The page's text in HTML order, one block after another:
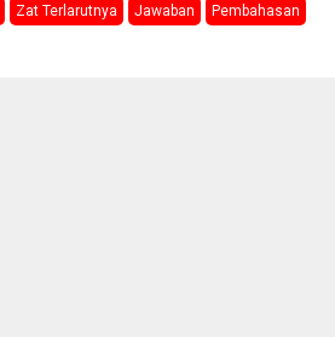
Zat Terlarutnya Jawaban Pembahasan